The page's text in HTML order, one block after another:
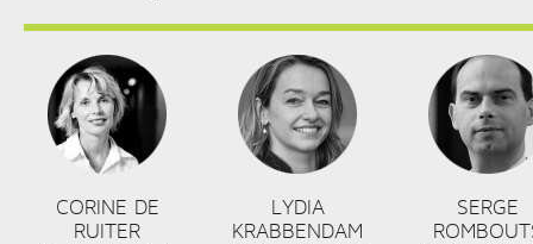
CORINE DE
RUITER
LYDIA
KRABBENDAM
SERGE